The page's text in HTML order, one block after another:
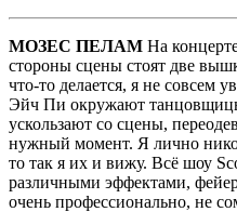
МОЗЕС ПЕЛАМ На
стороны сцены стоят две
что-то делается, я не совсем
Эйч Пи окружают
ускользают со сцены,
нужный момент. Я лично
то так я их и вижу. Всё шоу
различными эффектами,
очень профессионально, не